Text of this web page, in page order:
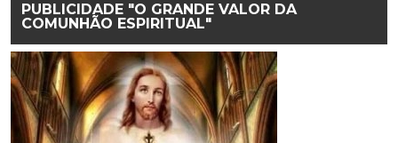
PUBLICIDADE "O GRANDE VALOR DA
COMUNHÃO ESPIRITUAL"